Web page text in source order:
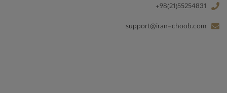
+98(21)55254831
support@iran-choob.com